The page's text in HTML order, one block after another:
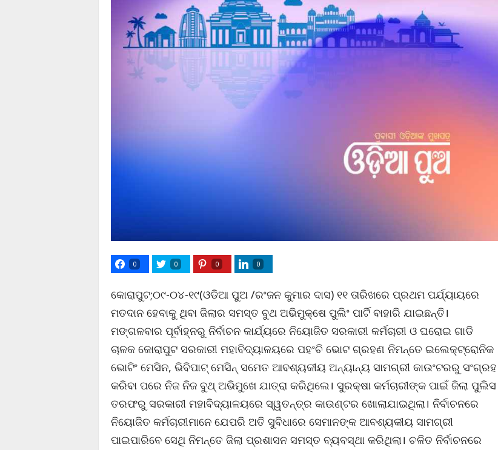
0 0 0 0
କୋରାପୁଟ;୦୯-୦୪-୧୯(ଓଡିଆ ପୁଅ /ରଂଜନ କୁମାର ଦାସ) ୧୧ ତାରିଖରେ ପ୍ରଥମ ପର୍ଯ୍ୟାୟରେ
ମତଦାନ ହେବାକୁ ଥିବା ଜିଲାର ସମସ୍ତ ବୁଥ ଅଭିମୁକ୍ଷେ ପୁଲିଂ ପାର୍ଟି ବାହାରି ଯାଇଛନ୍ତି।
ମଙ୍ଗଳବାର ପୂର୍ବାହ୍ନରୁ ନିର୍ବାଚନ କାର୍ଯ୍ୟରେ ନିୟୋଜିତ ସରକାରୀ କର୍ମଚାରୀ ଓ ଘରୋଇ ଗାଡି
ଚାଳକ କୋରାପୁଟ ସରକାରୀ ମହାବିଦ୍ୟାଳୟରେ ପହଂଚି ଭୋଟ ଗ୍ରହଣ ନିମନ୍ତେ ଇଲେକ୍ଟ୍ରୋନିକ
ଭୋଟିଂ ମେସିନ, ଭିବିପାଟ୍ ମେସିନ୍ ସମେତ ଆବଶ୍ୟକୀୟ ଅନ୍ୟାନ୍ୟ ସାମଗ୍ରୀ କାଉଂଟରରୁ ସଂଗ୍ରହ
କରିବା ପରେ ନିଜ ନିଜ ବୁଥ୍ ଅଭିମୁଖେ ଯାତ୍ରା କରିଥିଲେ। ସୁରକ୍ଷା କର୍ମଚାରୀଙ୍କ ପାଇଁ ଜିଲା ପୁଲିସ
ତରଫରୁ ସରକାରୀ ମହାବିଦ୍ୟାଳୟରେ ସ୍ୱତନ୍ତ୍ର କାଉଣ୍ଟର ଖୋଲାଯାଇଥିଲା। ନିର୍ବାଚନରେ
ନିୟୋଜିତ କର୍ମଚାରୀମାନେ ଯେପରି ଅତି ସୁବିଧାରେ ସେମାନଙ୍କ ଆବଶ୍ୟକୀୟ ସାମଗ୍ରୀ
ପାଇପାରିବେ ସେଥି ନିମନ୍ତେ ଜିଲା ପ୍ରଶାସନ ସମସ୍ତ ବ୍ୟବସ୍ଥା କରିଥିଲା। ଚଳିତ ନିର୍ବାଚନରେ